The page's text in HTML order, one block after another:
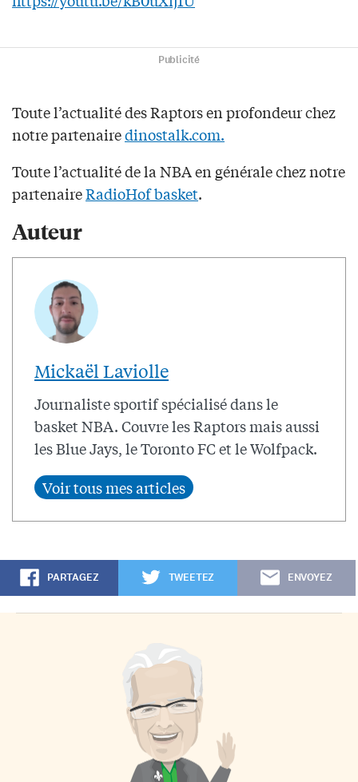
Publicité
Toute l’actualité des Raptors en profondeur chez
notre partenairedinostalk.com.
Toute l’actualité de la NBA en générale chez notre
partenaireRadioHof basket.
Auteur
Mickaël Laviolle
Journaliste sportif spécialisé dans le
basket NBA. Couvre les Raptors mais aussi
les Blue Jays, le Toronto FC et le Wolfpack.
PARTAGEZ TWEETEZ ENVOYEZ